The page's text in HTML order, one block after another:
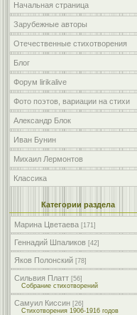
Начальная страница
Зарубежные авторы
Отечественные стихотворения
Блог
Форум lirikalive
Фото поэтов, вариации на стихи
Александр Блок
Иван Бунин
Михаил Лермонтов
Классика
Категории раздела
Марина Цветаева [171]
Геннадий Шпаликов [42]
Яков Полонский [78]
Сильвия Платт [56]
Собрание стихотворений
Самуил Киссин [26]
Стихотворения 1906-1916 годов